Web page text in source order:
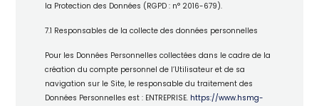
la Protection des Données (RGPD : n° 2016-679).
7.1 Responsables de la collecte des données personnelles
Pour les Données Personnelles collectées dans le cadre de la
création du compte personnel de l’Utilisateur et de sa
navigation sur le Site, le responsable du traitement des
Données Personnelles est : ENTREPRISE. https://www.hsmg-